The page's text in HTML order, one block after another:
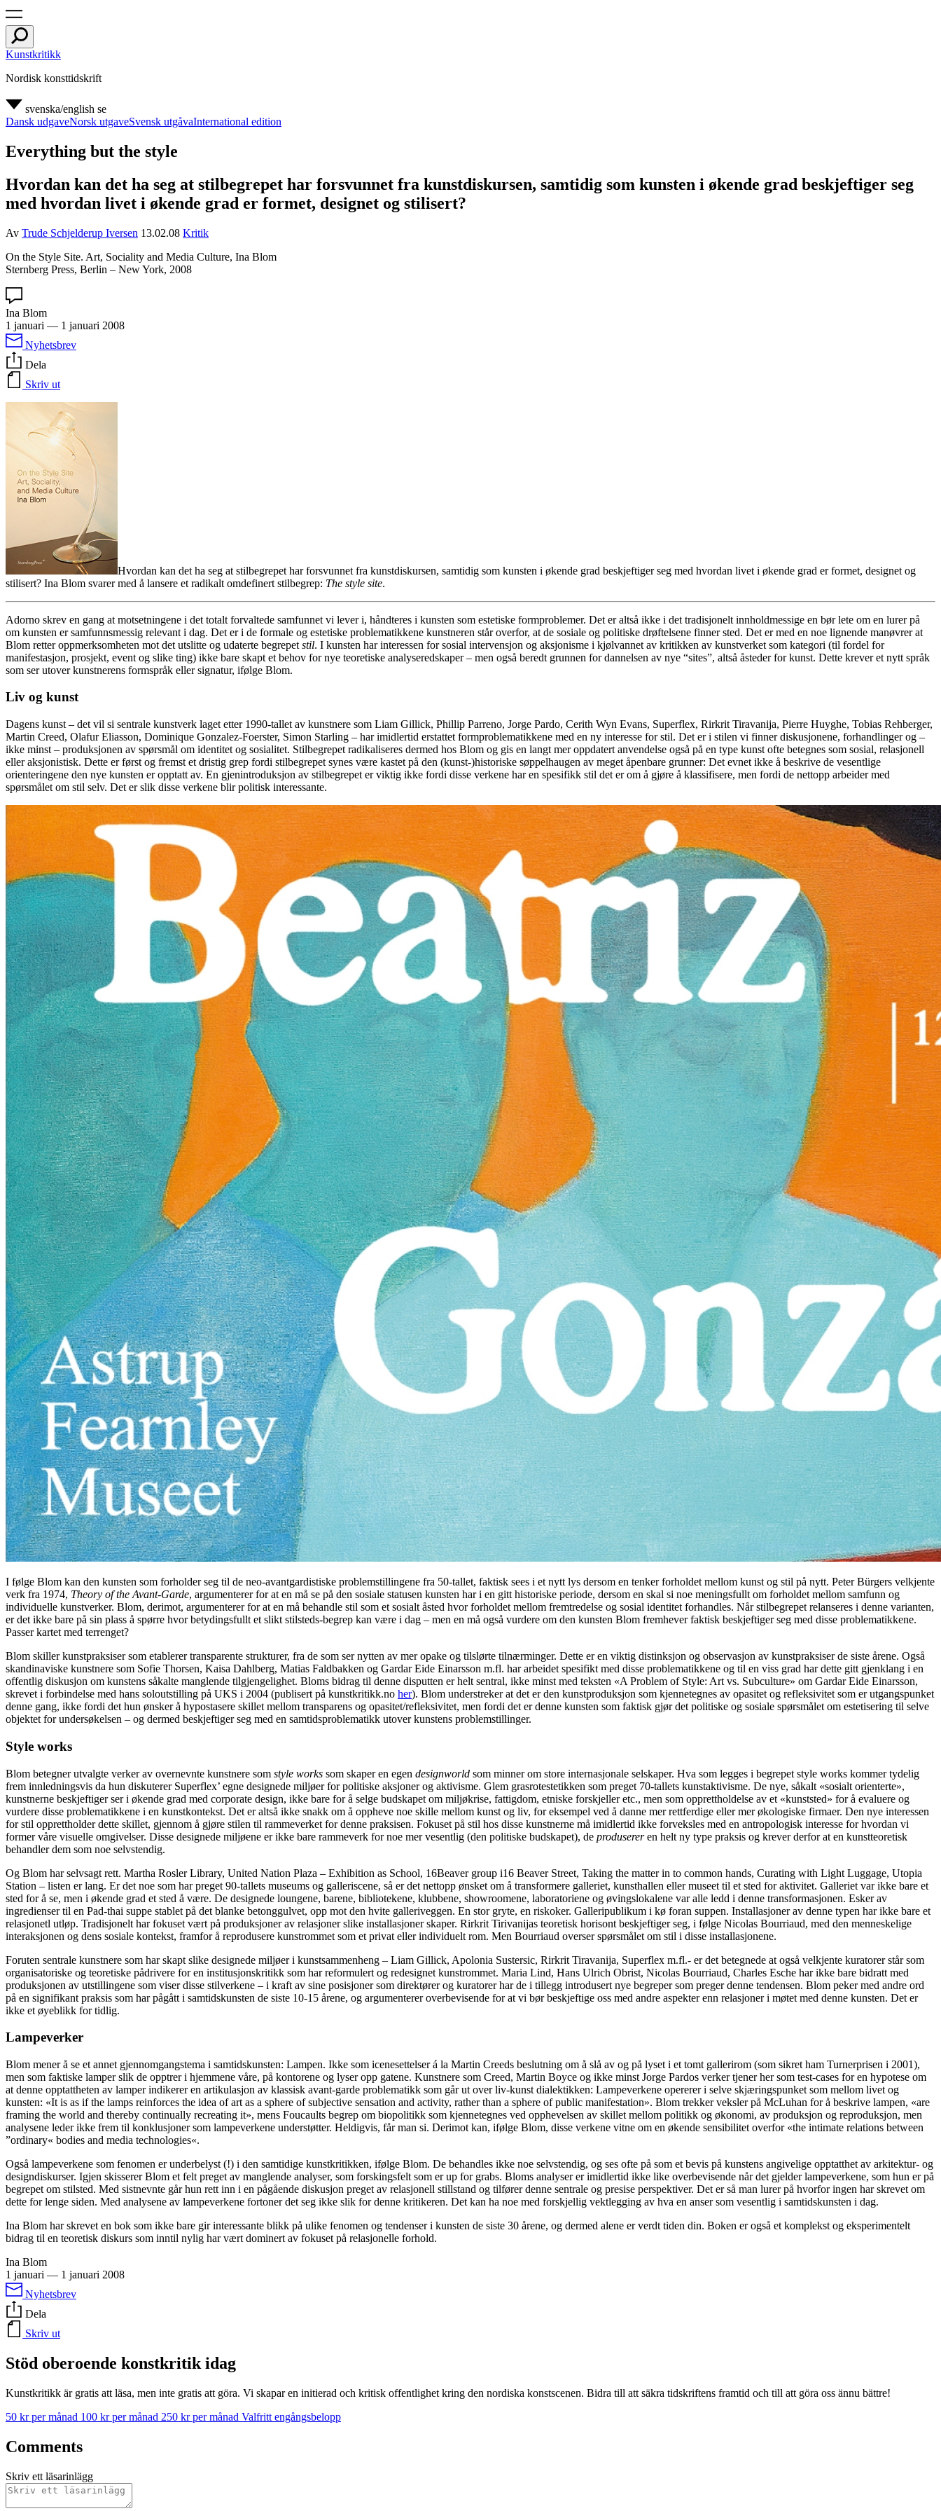
Kunstkritikk
Nordisk konsttidskrift
svenska/english se
Dansk udgaveNorsk utgaveSvensk utgåvaInternational edition
Everything but the style
Hvordan kan det ha seg at stilbegrepet har forsvunnet fra kunstdiskursen, samtidig som kunsten i økende grad beskjeftiger seg
med hvordan livet i økende grad er formet, designet og stilisert?
Av Trude Schjelderup Iversen 13.02.08 Kritik
On the Style Site. Art, Sociality and Media Culture, Ina Blom
Sternberg Press, Berlin – New York, 2008
Ina Blom
1 januari — 1 januari 2008
Nyhetsbrev
Dela
Skriv ut
Hvordan kan det ha seg at stilbegrepet har forsvunnet fra kunstdiskursen, samtidig som kunsten i økende grad beskjeftiger seg med hvordan livet i økende grad er formet, designet og
stilisert? Ina Blom svarer med å lansere et radikalt omdefinert stilbegrep: The style site.
Adorno skrev en gang at motsetningene i det totalt forvaltede samfunnet vi lever i, håndteres i kunsten som estetiske formproblemer. Det er altså ikke i det tradisjonelt innholdmessige en bør lete om en lurer på
om kunsten er samfunnsmessig relevant i dag. Det er i de formale og estetiske problematikkene kunstneren står overfor, at de sosiale og politiske drøftelsene finner sted. Det er med en noe lignende manøvrer at
Blom retter oppmerksomheten mot det utslitte og udaterte begrepet stil. I kunsten har interessen for sosial intervensjon og aksjonisme i kjølvannet av kritikken av kunstverket som kategori (til fordel for
manifestasjon, prosjekt, event og slike ting) ikke bare skapt et behov for nye teoretiske analyseredskaper – men også beredt grunnen for dannelsen av nye “sites”, altså åsteder for kunst. Dette krever et nytt språk
som ser utover kunstnerens formspråk eller signatur, ifølge Blom.
Liv og kunst
Dagens kunst – det vil si sentrale kunstverk laget etter 1990-tallet av kunstnere som Liam Gillick, Phillip Parreno, Jorge Pardo, Cerith Wyn Evans, Superflex, Rirkrit Tiravanija, Pierre Huyghe, Tobias Rehberger,
Martin Creed, Olafur Eliasson, Dominique Gonzalez-Foerster, Simon Starling – har imidlertid erstattet formproblematikkene med en ny interesse for stil. Det er i stilen vi finner diskusjonene, forhandlinger og –
ikke minst – produksjonen av spørsmål om identitet og sosialitet. Stilbegrepet radikaliseres dermed hos Blom og gis en langt mer oppdatert anvendelse også på en type kunst ofte betegnes som sosial, relasjonell
eller aksjonistisk. Dette er først og fremst et dristig grep fordi stilbegrepet synes være kastet på den (kunst-)historiske søppelhaugen av meget åpenbare grunner: Det evnet ikke å beskrive de vesentlige
orienteringene den nye kunsten er opptatt av. En gjenintroduksjon av stilbegrepet er viktig ikke fordi disse verkene har en spesifikk stil det er om å gjøre å klassifisere, men fordi de nettopp arbeider med
spørsmålet om stil selv. Det er slik disse verkene blir politisk interessante.
I følge Blom kan den kunsten som forholder seg til de neo-avantgardistiske problemstillingene fra 50-tallet, faktisk sees i et nytt lys dersom en tenker forholdet mellom kunst og stil på nytt. Peter Bürgers velkjente
verk fra 1974, Theory of the Avant-Garde, argumenterer for at en må se på den sosiale statusen kunsten har i en gitt historiske periode, dersom en skal si noe meningsfullt om forholdet mellom samfunn og
individuelle kunstverker. Blom, derimot, argumenterer for at en må behandle stil som et sosialt åsted hvor forholdet mellom fremtredelse og sosial identitet forhandles. Når stilbegrepet relanseres i denne varianten,
er det ikke bare på sin plass å spørre hvor betydingsfullt et slikt stilsteds-begrep kan være i dag – men en må også vurdere om den kunsten Blom fremhever faktisk beskjeftiger seg med disse problematikkene.
Passer kartet med terrenget?
Blom skiller kunstpraksiser som etablerer transparente strukturer, fra de som ser nytten av mer opake og tilslørte tilnærminger. Dette er en viktig distinksjon og observasjon av kunstpraksiser de siste årene. Også
skandinaviske kunstnere som Sofie Thorsen, Kaisa Dahlberg, Matias Faldbakken og Gardar Eide Einarsson m.fl. har arbeidet spesifikt med disse problematikkene og til en viss grad har dette gitt gjenklang i en
offentlig diskusjon om kunstens såkalte manglende tilgjengelighet. Bloms bidrag til denne disputten er helt sentral, ikke minst med teksten «A Problem of Style: Art vs. Subculture» om Gardar Eide Einarsson,
skrevet i forbindelse med hans soloutstilling på UKS i 2004 (publisert på kunstkritikk.no her). Blom understreker at det er den kunstproduksjon som kjennetegnes av opasitet og refleksivitet som er utgangspunket
denne gang, ikke fordi det hun ønsker å hypostasere skillet mellom transparens og opasitet/refleksivitet, men fordi det er denne kunsten som faktisk gjør det politiske og sosiale spørsmålet om estetisering til selve
objektet for undersøkelsen – og dermed beskjeftiger seg med en samtidsproblematikk utover kunstens problemstillinger.
Style works
Blom betegner utvalgte verker av overnevnte kunstnere som style works som skaper en egen designworld som minner om store internasjonale selskaper. Hva som legges i begrepet style works kommer tydelig
frem innledningsvis da hun diskuterer Superflex’ egne designede miljøer for politiske aksjoner og aktivisme. Glem grasrotestetikken som preget 70-tallets kunstaktivisme. De nye, såkalt «sosialt orienterte»,
kunstnerne beskjeftiger ser i økende grad med corporate design, ikke bare for å selge budskapet om miljøkrise, fattigdom, etniske forskjeller etc., men som opprettholdelse av et «kunststed» for å evaluere og
vurdere disse problematikkene i en kunstkontekst. Det er altså ikke snakk om å oppheve noe skille mellom kunst og liv, for eksempel ved å danne mer rettferdige eller mer økologiske firmaer. Den nye interessen
for stil opprettholder dette skillet, gjennom å gjøre stilen til rammeverket for denne praksisen. Fokuset på stil hos disse kunstnerne må imidlertid ikke forveksles med en antropologisk interesse for hvordan vi
former våre visuelle omgivelser. Disse designede miljøene er ikke bare rammeverk for noe mer vesentlig (den politiske budskapet), de produsereren helt ny type praksis og krever derfor at en kunstteoretisk
behandler dem som noe selvstendig.
Og Blom har selvsagt rett. Martha Rosler Library, United Nation Plaza – Exhibition as School, 16Beaver group i16 Beaver Street, Taking the matter in to common hands, Curating with Light Luggage, Utopia
Station – listen er lang. Er det noe som har preget 90-tallets museums og galleriscene, så er det nettopp ønsket om å transformere galleriet, kunsthallen eller museet til et sted for aktivitet. Galleriet var ikke bare et
sted for å se, men i økende grad et sted å være. De designede loungene, barene, bibliotekene, klubbene, showroomene, laboratoriene og øvingslokalene var alle ledd i denne transformasjonen. Esker av
ingredienser til en Pad-thai suppe stablet på det blanke betonggulvet, opp mot den hvite galleriveggen. En stor gryte, en riskoker. Galleripublikum i kø foran suppen. Installasjoner av denne typen har ikke bare et
relasjonetl utløp. Tradisjonelt har fokuset vært på produksjoner av relasjoner slike installasjoner skaper. Rirkrit Tirivanijas teoretisk horisont beskjeftiger seg, i følge Nicolas Bourriaud, med den menneskelige
interaksjonen og dens sosiale kontekst, framfor å reprodusere kunstrommet som et privat eller individuelt rom. Men Bourriaud overser spørsmålet om stil i disse installasjonene.
Foruten sentrale kunstnere som har skapt slike designede miljøer i kunstsammenheng – Liam Gillick, Apolonia Sustersic, Rirkrit Tiravanija, Superflex m.fl.- er det betegnede at også velkjente kuratorer står som
organisatoriske og teoretiske pådrivere for en institusjonskritikk som har reformulert og redesignet kunstrommet. Maria Lind, Hans Ulrich Obrist, Nicolas Bourriaud, Charles Esche har ikke bare bidratt med
produksjonen av utstillingene som viser disse stilverkene – i kraft av sine posisjoner som direktører og kuratorer har de i tillegg introdusert nye begreper som preger denne tendensen. Blom peker med andre ord
på en signifikant praksis som har pågått i samtidskunsten de siste 10-15 årene, og argumenterer overbevisende for at vi bør beskjeftige oss med andre aspekter enn relasjoner i møtet med denne kunsten. Det er
ikke et øyeblikk for tidlig.
Lampeverker
Blom mener å se et annet gjennomgangstema i samtidskunsten: Lampen. Ikke som icenesettelser á la Martin Creeds beslutning om å slå av og på lyset i et tomt gallerirom (som sikret ham Turnerprisen i 2001),
men som faktiske lamper slik de opptrer i hjemmene våre, på kontorene og lyser opp gatene. Kunstnere som Creed, Martin Boyce og ikke minst Jorge Pardos verker tjener her som test-cases for en hypotese om
at denne opptattheten av lamper indikerer en artikulasjon av klassisk avant-garde problematikk som går ut over liv-kunst dialektikken: Lampeverkene opererer i selve skjæringspunket som mellom livet og
kunsten: «It is as if the lamps reinforces the idea of art as a sphere of subjective sensation and activity, rather than a sphere of public manifestation». Blom trekker veksler på McLuhan for å beskrive lampen, «are
framing the world and thereby continually recreating it», mens Foucaults begrep om biopolitikk som kjennetegnes ved opphevelsen av skillet mellom politikk og økonomi, av produksjon og reproduksjon, men
analysene leder ikke frem til konklusjoner som lampeverkene understøtter. Heldigvis, får man si. Derimot kan, ifølge Blom, disse verkene vitne om en økende sensibilitet overfor «the intimate relations between
”ordinary« bodies and media technologies«.
Også lampeverkene som fenomen er underbelyst (!) i den samtidige kunstkritikken, ifølge Blom. De behandles ikke noe selvstendig, og ses ofte på som et bevis på kunstens angivelige opptatthet av arkitektur- og
designdiskurser. Igjen skisserer Blom et felt preget av manglende analyser, som forskingsfelt som er up for grabs. Bloms analyser er imidlertid ikke like overbevisende når det gjelder lampeverkene, som hun er på
begrepet om stilsted. Med sistnevnte går hun rett inn i en pågående diskusjon preget av relasjonell stillstand og tilfører denne sentrale og presise perspektiver. Det er så man lurer på hvorfor ingen har skrevet om
dette for lenge siden. Med analysene av lampeverkene fortoner det seg ikke slik for denne kritikeren. Det kan ha noe med forskjellig vektlegging av hva en anser som vesentlig i samtidskunsten i dag.
Ina Blom har skrevet en bok som ikke bare gir interessante blikk på ulike fenomen og tendenser i kunsten de siste 30 årene, og dermed alene er verdt tiden din. Boken er også et komplekst og eksperimentelt
bidrag til en teoretisk diskurs som inntil nylig har vært dominert av fokuset på relasjonelle forhold.
Ina Blom
1 januari — 1 januari 2008
Nyhetsbrev
Dela
Skriv ut
Stöd oberoende konstkritik idag
Kunstkritikk är gratis att läsa, men inte gratis att göra. Vi skapar en initierad och kritisk offentlighet kring den nordiska konstscenen. Bidra till att säkra tidskriftens framtid och till att göra oss ännu bättre!
50 kr per månad 100 kr per månad 250 kr per månad Valfritt engångsbelopp
Comments
Skriv ett läsarinlägg